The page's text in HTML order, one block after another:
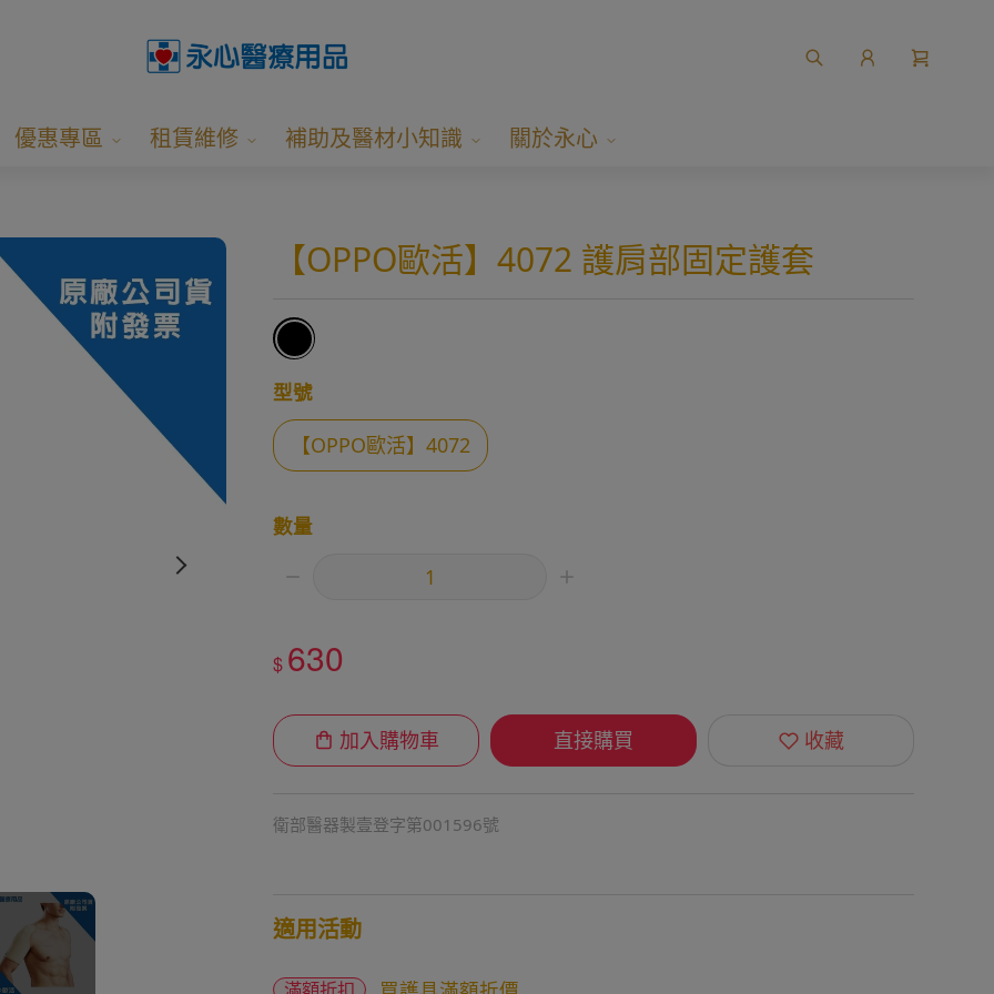
優惠專區 租賃維修 補助及醫材小知識 關於永心
【OPPO歐活】4072 護肩部固定護套
型號
【OPPO歐活】4072
數量
$ 630
加入購物車 直接購買 收藏
衛部醫器製壹登字第001596號
適用活動